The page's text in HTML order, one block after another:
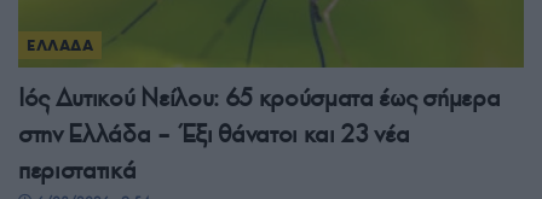
ΕΛΛΑΔΑ
Ιός Δυτικού Νείλου: 65 κρούσματα έως σήμερα
στην Ελλάδα – Έξι θάνατοι και 23 νέα
περιστατικά